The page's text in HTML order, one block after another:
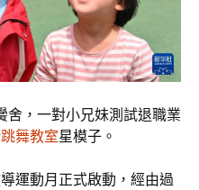
舍，一對小兄妹測試退職業
跳舞教室星模子。
運動月正式啟動，經由過